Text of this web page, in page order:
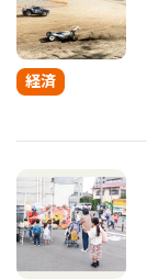
経済